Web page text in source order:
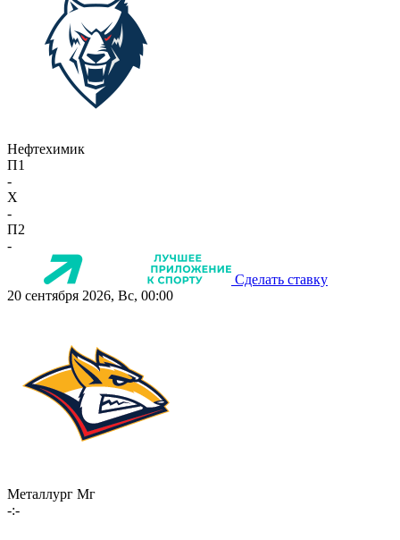
Нефтехимик
П1
-
X
-
П2
-
Сделать ставку
20 сентября 2026, Вс, 00:00
Металлург Мг
-:-